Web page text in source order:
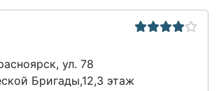
ул. 78
Бригады,12,3 этаж